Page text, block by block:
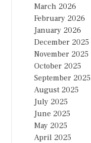
March 2026
February 2026
January 2026
December 2025
November 2025
October 2025
September 2025
August 2025
July 2025
June 2025
May 2025
April 2025